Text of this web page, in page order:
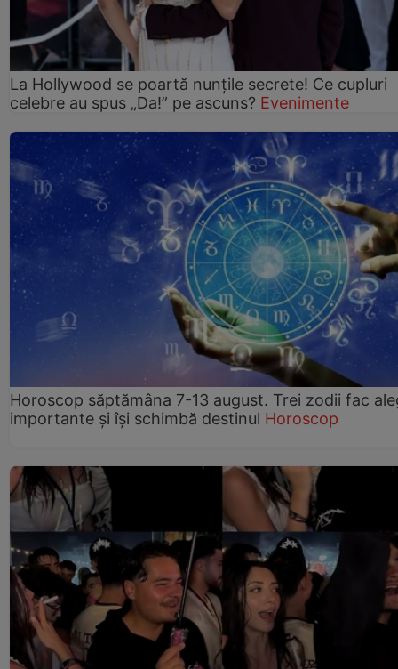
La Hollywood se poartă nunțile secrete! Ce cupluri
celebre au spus „Da!” pe ascuns? Evenimente
Horoscop săptămâna 7-13 august. Trei zodii fac
importante și își schimbă destinul Horoscop